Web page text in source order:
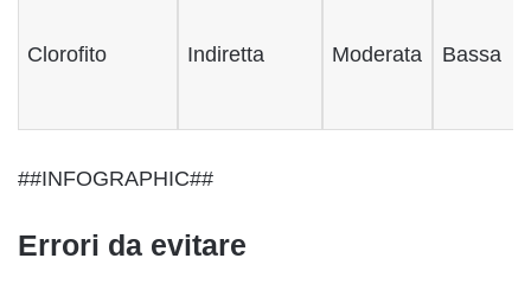
Clorofito Indiretta Moderata Bassa
##INFOGRAPHIC##
Errori da evitare